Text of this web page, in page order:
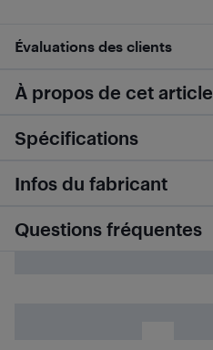
Évaluations des clients
À propos de cet article
Spécifications
Infos du fabricant
Questions fréquentes